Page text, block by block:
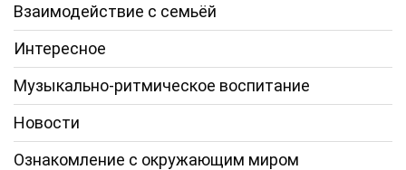
Взаимодействие с семьёй
Интересное
Музыкально-ритмическое воспитание
Новости
Ознакомление с окружающим миром